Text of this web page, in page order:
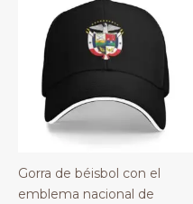
Gorra de béisbol con el
emblema nacional de